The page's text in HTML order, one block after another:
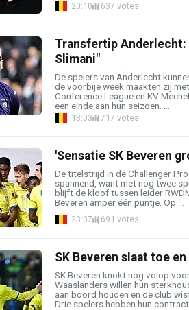
20:10 637 votes
Transfertip Anderlecht:
Slimani"
De spelers van Anderlecht
de voorbije week maakten zij
Conference League en KV
een einde aan hun seizoen. ...
13:03 717 votes
'Sensatie SK Beveren
De titelstrijd in de Challenger
spannend, want met nog twee
blijft de kloof tussen leider
Beveren amper één puntje. Op ...
23:07 691 votes
SK Beveren slaat toe
SK Beveren knokt nog volop
Waaslanders willen hun
aan boord houden en de club
Drie spelers hebben hun contract